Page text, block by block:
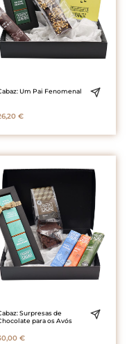
Um Pai Fenomenal
€
Surpresas de
para os Avós
€